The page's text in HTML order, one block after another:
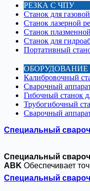
РЕЗКА С ЧПУ
Станок для
Станок лазерной
Станок
Станок для
Портативный
ОБОРУДОВАНИЕ
Калибровочный
Сварочный
Гибочный станок
Трубогибочный
Сварочный
Специальный
Специальный
ABK Обеспечивает
сварочных работ.
на 360°иТочность
Специальный